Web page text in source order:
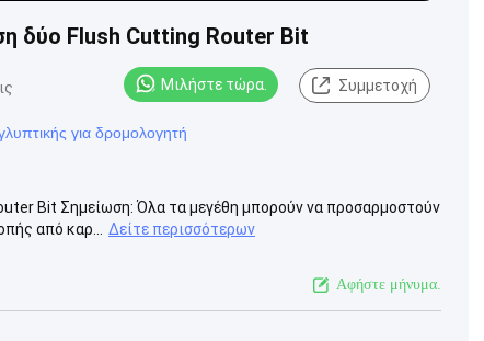
δύο Flush Cutting Router Bit
Μιλήστε τώρα. Συμμετοχή
για δρομολογητή
Bit Σημείωση: Όλα τα μεγέθη μπορούν να προσαρμοστούν
από καρ...
Δείτε περισσότερων
Αφήστε μήνυμα.